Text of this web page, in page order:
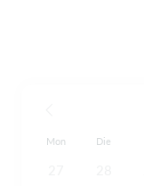
Mon Die